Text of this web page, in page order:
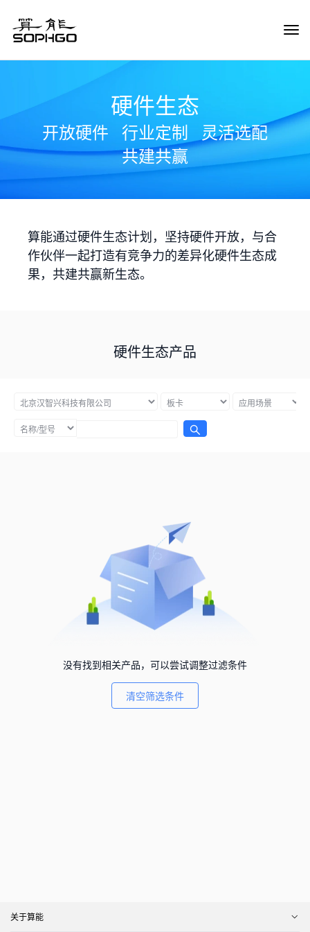
硬件生态
开放硬件 行业定制
灵活选配
共建共赢
算能通过硬件生态计划，坚持硬件开放，与合
作伙伴一起打造有竞争力的差异化硬件生态成
果，共建共赢新生态。
硬件生态产品
没有找到相关产品，可以尝试调整过滤条件
清空筛选条件
关于算能